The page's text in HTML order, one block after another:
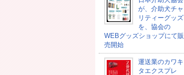
が、介助犬チャ
リティーグッズ
を、協会の
WEBグッズショップにて販
売開始
運送業のカワキ
タエクスプレ